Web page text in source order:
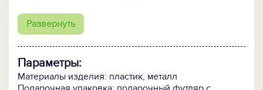
В отцовском воспитательном арсенале четыре
печатис автоматической оснасткой с надписями
папа отправляет не доработку» и самая главная,
побуждающая к любви и уважению: «Мудрый папа!
Требовательный. Аккуратный. Крутой. Элегантный».
Развернуть
Параметры:
Материалы изделия: пластик, металл